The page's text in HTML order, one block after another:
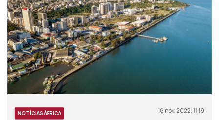
NOTÍCIAS ÁFRICA 16 nov, 2022, 11:19